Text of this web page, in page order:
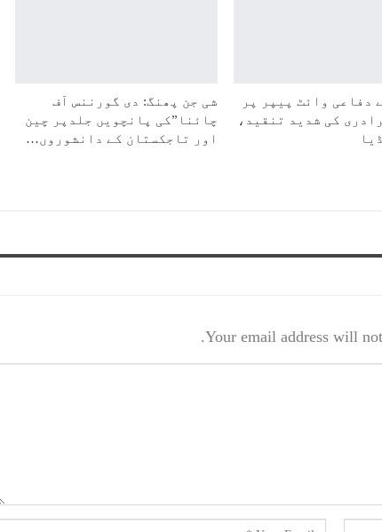
دفاعی وائٹ پیپر پر
کی شدید تنقید،
شی جن پھنگ: دی گورننس آف
چائنا”کی پانچویں جلدپر چین
اور تاجکستان کے دانشوروں…
Your email address will